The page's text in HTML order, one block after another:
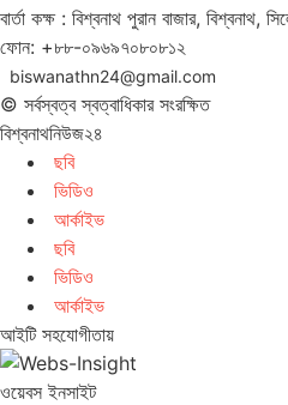
বার্তা কক্ষ : বিশ্বনাথ পুরান বাজার, বিশ্বনাথ,
ফোন: +৮৮-০৯৬৯৭০৮০৮১২
biswanathn24@gmail.com
© সর্বস্বত্ব স্বত্বাধিকার সংরক্ষিত
বিশ্বনাথনিউজ২৪
ছবি
ভিডিও
আর্কাইভ
ছবি
ভিডিও
আর্কাইভ
আইটি সহযোগীতায়
ওয়েবস ইনসাইট